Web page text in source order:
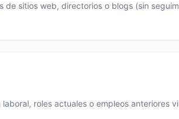
de sitios web, directorios o blogs (sin
roles actuales o empleos anteriores